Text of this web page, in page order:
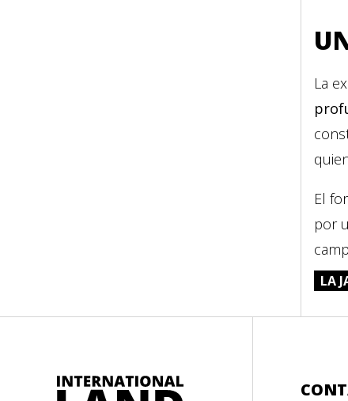
La
El
por
LA